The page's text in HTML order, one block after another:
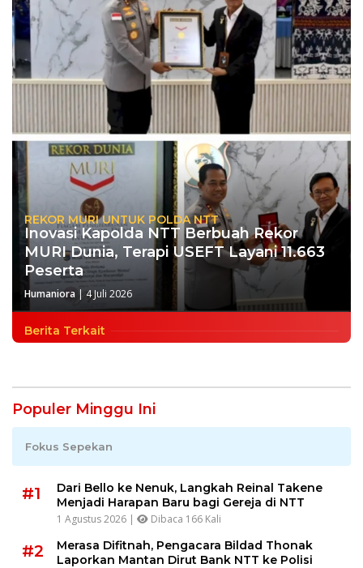
REKOR MURI UNTUK POLDA NTT
Inovasi Kapolda NTT Berbuah Rekor
MURI Dunia, Terapi USEFT Layani 11.663
Peserta
Humaniora | 4 Juli 2026
Berita Terkait
Populer Minggu Ini
Fokus Sepekan
#1
Dari Bello ke Nenuk, Langkah Reinal Takene
Menjadi Harapan Baru bagi Gereja di NTT
1 Agustus 2026 | Dibaca 166 Kali
#2
Merasa Difitnah, Pengacara Bildad Thonak
Laporkan Mantan Dirut Bank NTT ke Polisi